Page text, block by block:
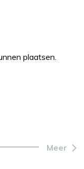
plaatsen.
Meer